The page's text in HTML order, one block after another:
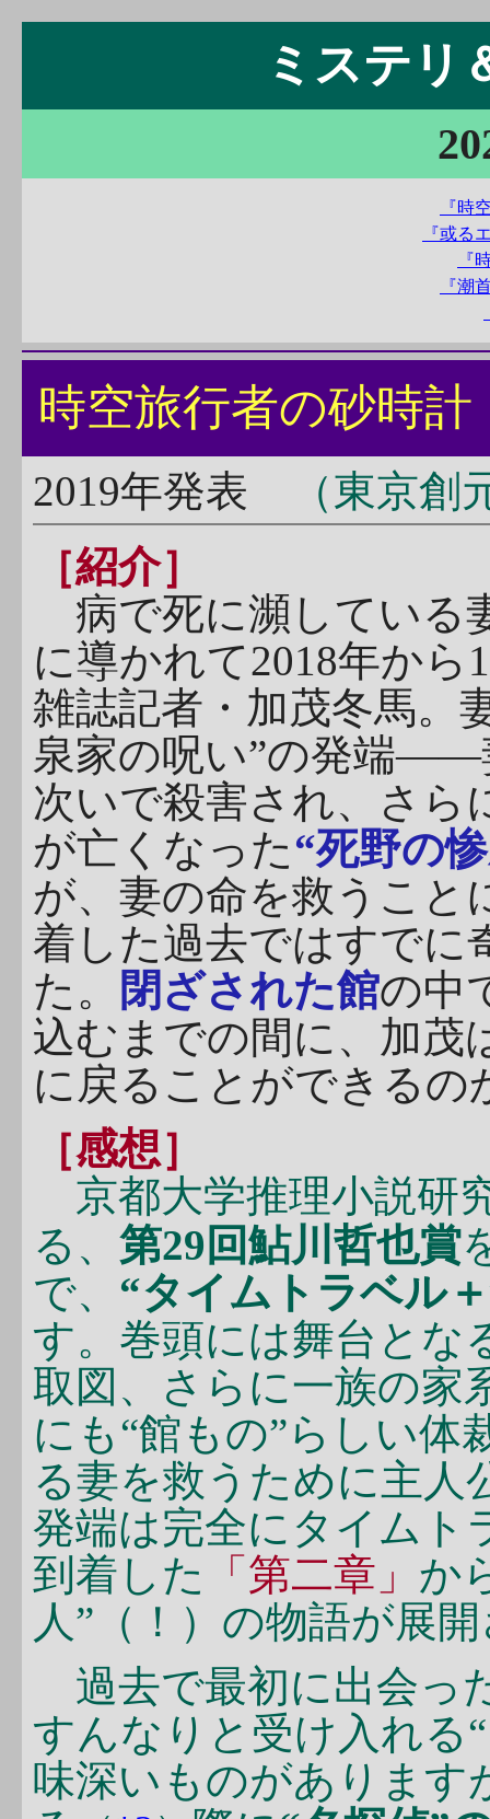
ミステリ
『時
『或る
『
『潮
時空旅行者の砂
2019年発表
（東京創
［紹介］
病で死に瀕している
に導かれて2018年から
雑誌記者・加茂冬馬。
泉家の呪い”の発端――
次いで殺害され、さら
が亡くなった“死野の
が、妻の命を救うこと
着した過去ではすでに
た。
閉ざされた館の中
込むまでの間に、加茂
に戻ることができる
［感想］
京都大学推理小説研
る、 第29回鮎川哲也賞
で、 “タイムトラベル
す。巻頭には舞台とな
取図、さらに一族の家
にも“館もの”らしい体
る妻を救うために主人
発端は完全にタイムト
到着した
「第二章」 か
人”（！）の物語が展
過去で最初に出会っ
すんなりと受け入れる
味深いものがあります